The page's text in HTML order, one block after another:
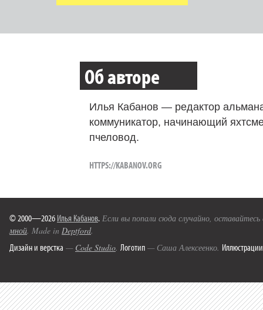
Об авторе
Илья Кабанов — редактор
коммуникатор, начинающий
пчеловод.
HTTPS://KABANOV.ORG
© 2000—2026 Илья Кабанов. Если вы попали сюда случайно,
мной. Made in Deptford.
Дизайн и верстка — Code Studio. Логотип — Саша Алексеенко. Иллюстрации